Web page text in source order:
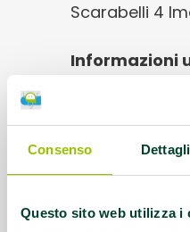
Consenso Dettagli
Questo sito web utilizza i
Scarabelli 4
Informazioni
all'aperto è
attrezzato
Link:
https://
imola/luoghi/